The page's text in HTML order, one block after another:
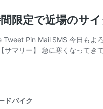
間限定で近場の
Tweet Pin Mail SMS 今日
サマリー】 急に寒くなってき
ドバイク